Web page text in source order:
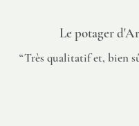
Le potager
“Très qualitatif et, bien